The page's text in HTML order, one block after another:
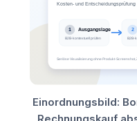
Einordnungsbild: